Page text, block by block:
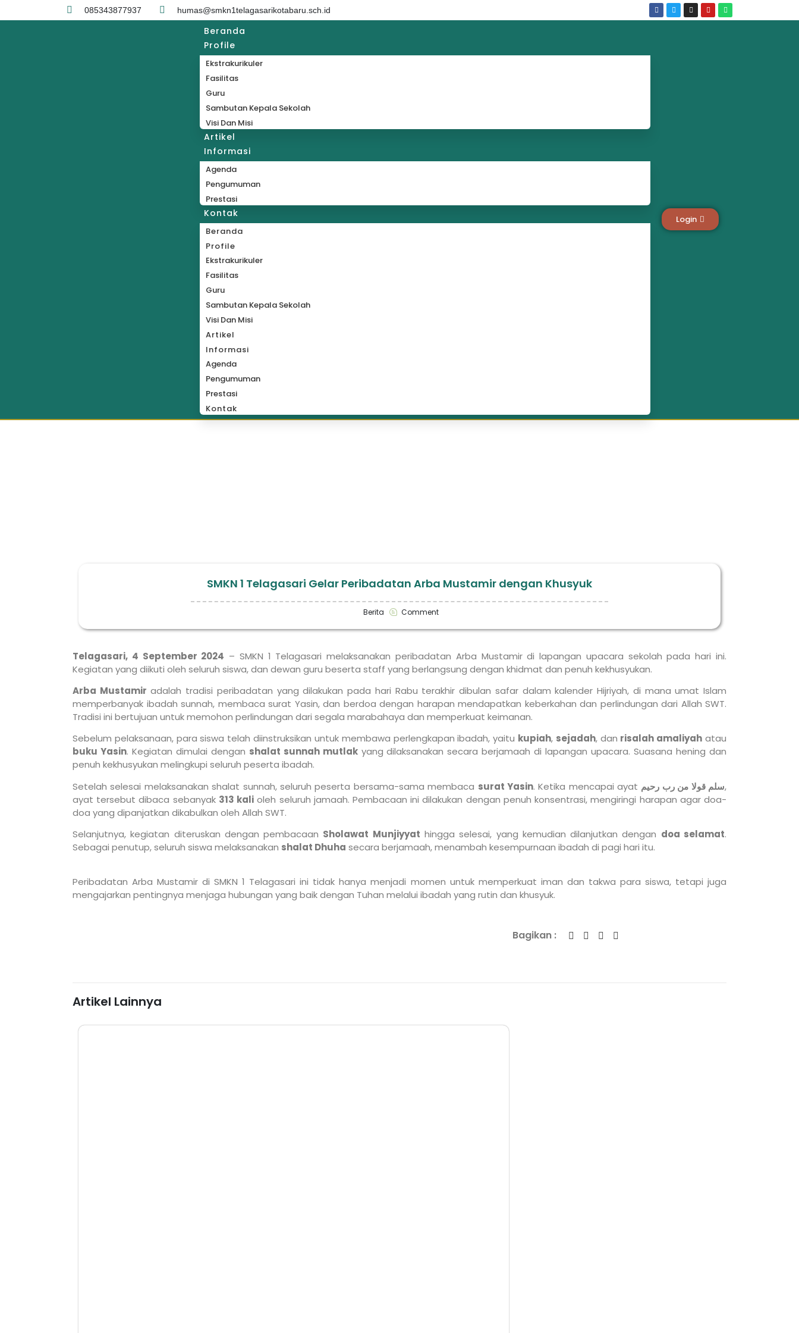
085343877937 humas@smkn1telagasarikotabaru.sch.id
Beranda
Profile
Ekstrakurikuler
Fasilitas
Guru
Sambutan Kepala Sekolah
Visi Dan Misi
Artikel
Informasi
Agenda
Pengumuman
Prestasi
Kontak
Beranda
Profile
Ekstrakurikuler
Fasilitas
Guru
Sambutan Kepala Sekolah
Visi Dan Misi
Artikel
Informasi
Agenda
Pengumuman
Prestasi
Kontak
Login
SMKN 1 Telagasari Gelar Peribadatan Arba Mustamir dengan Khusyuk
Berita Comment
Telagasari, 4 September 2024 – SMKN 1 Telagasari melaksanakan peribadatan Arba Mustamir di lapangan upacara sekolah pada hari ini.
Kegiatan yang diikuti oleh seluruh siswa, dan dewan guru beserta staff yang berlangsung dengan khidmat dan penuh kekhusyukan.
Arba Mustamir adalah tradisi peribadatan yang dilakukan pada hari Rabu terakhir dibulan safar dalam kalender Hijriyah, di mana umat Islam
memperbanyak ibadah sunnah, membaca surat Yasin, dan berdoa dengan harapan mendapatkan keberkahan dan perlindungan dari Allah SWT.
Tradisi ini bertujuan untuk memohon perlindungan dari segala marabahaya dan memperkuat keimanan.
Sebelum pelaksanaan, para siswa telah diinstruksikan untuk membawa perlengkapan ibadah, yaitu kupiah, sejadah, dan risalah amaliyah atau
buku Yasin. Kegiatan dimulai dengan shalat sunnah mutlakyang dilaksanakan secara berjamaah di lapangan upacara. Suasana hening dan
penuh kekhusyukan melingkupi seluruh peserta ibadah.
Setelah selesai melaksanakan shalat sunnah, seluruh peserta bersama-sama membaca surat Yasin. Ketika mencapai ayat سلم قولا من رب رحيم,
ayat tersebut dibaca sebanyak 313 kali oleh seluruh jamaah. Pembacaan ini dilakukan dengan penuh konsentrasi, mengiringi harapan agar doa-
doa yang dipanjatkan dikabulkan oleh Allah SWT.
Selanjutnya, kegiatan diteruskan dengan pembacaan Sholawat Munjiyyat hingga selesai, yang kemudian dilanjutkan dengan doa selamat.
Sebagai penutup, seluruh siswa melaksanakan shalat Dhuha secara berjamaah, menambah kesempurnaan ibadah di pagi hari itu.
Peribadatan Arba Mustamir di SMKN 1 Telagasari ini tidak hanya menjadi momen untuk memperkuat iman dan takwa para siswa, tetapi juga
mengajarkan pentingnya menjaga hubungan yang baik dengan Tuhan melalui ibadah yang rutin dan khusyuk.
Bagikan :
Artikel Lainnya